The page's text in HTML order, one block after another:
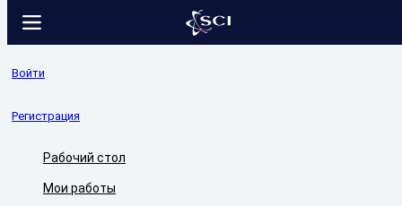
Войти
Регистрация
Рабочий стол
Мои работы